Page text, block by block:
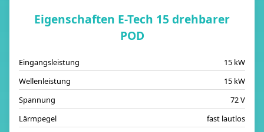
Eigenschaften E-Tech 15 drehbarer
POD
Eingangsleistung
15 kW
Wellenleistung
15 kW
Spannung
72 V
Lärmpegel
fast lautlos